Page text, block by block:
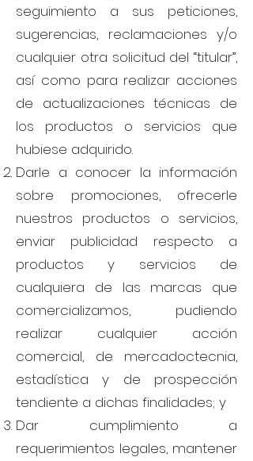
seguimiento a sus peticiones,
sugerencias, reclamaciones y/o
cualquier otra solicitud del “titular”,
así como para realizar acciones
de actualizaciones técnicas de
los productos o servicios que
hubiese adquirido.
Darle a conocer la información
sobre promociones, ofrecerle
nuestros productos o servicios,
enviar publicidad respecto a
productos y servicios de
cualquiera de las marcas que
comercializamos, pudiendo
realizar cualquier acción
comercial, de mercadoctecnia,
estadística y de prospección
tendiente a dichas finalidades; y
Dar cumplimiento a
requerimientos legales, mantener